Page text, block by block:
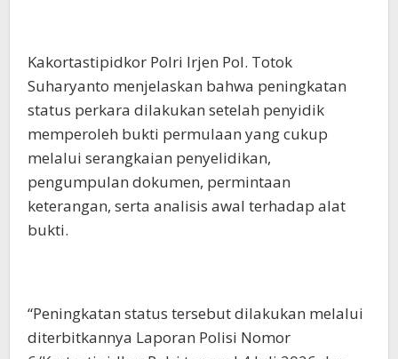
Kakortastipidkor Polri Irjen Pol. Totok
Suharyanto menjelaskan bahwa peningkatan
status perkara dilakukan setelah penyidik
memperoleh bukti permulaan yang cukup
melalui serangkaian penyelidikan,
pengumpulan dokumen, permintaan
keterangan, serta analisis awal terhadap alat
bukti.
“Peningkatan status tersebut dilakukan melalui
diterbitkannya Laporan Polisi Nomor